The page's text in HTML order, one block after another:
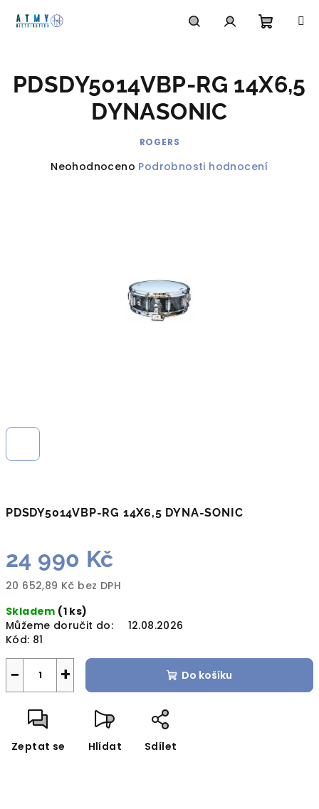
košík
PDSDY5014VBP-RG 14X6,5 DYNA-SONIC
24 990 Kč
20 652,89 Kč bez DPH
cena:
Skladem (1 ks)
Můžeme doručit do:
12.08.2026
Kód: 81
+
− Do košíku
Zeptat se Hlídat Sdílet
PDSDY5014VBP-RG 14X6,5
DYNASONIC
ROGERS
Průměrné
Neohodnoceno Podrobnosti hodnocení